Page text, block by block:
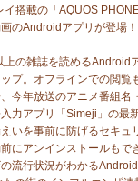
イ搭載の「AQUOS
のAndroidアプリが登場
上の雑誌を読めるAndroid
プ。オフラインでの閲覧
今年放送のアニメ番組
力アプリ「Simeji」の最
いを事前に防げるセキュ
にアンインストールもで
流行状況がわかる